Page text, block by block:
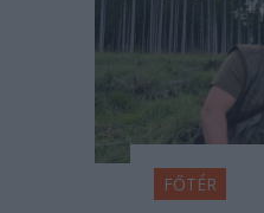
FŐTÉR